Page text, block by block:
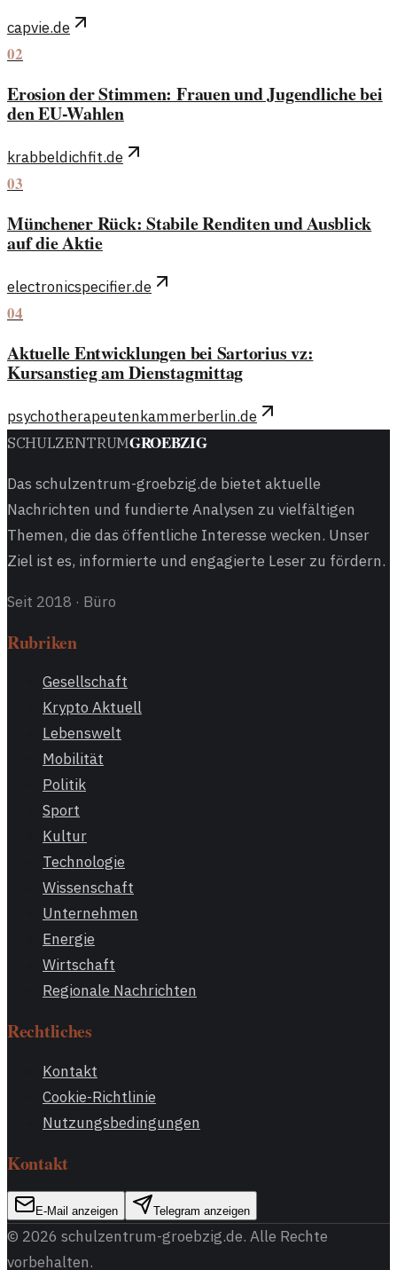
capvie.de
02
Erosion der Stimmen: Frauen und Jugendliche bei
den EU-Wahlen
krabbeldichfit.de
03
Münchener Rück: Stabile Renditen und Ausblick
auf die Aktie
electronicspecifier.de
04
Aktuelle Entwicklungen bei Sartorius vz:
Kursanstieg am Dienstagmittag
psychotherapeutenkammerberlin.de
SCHULZENTRUMGROEBZIG
Das schulzentrum-groebzig.de bietet aktuelle
Nachrichten und fundierte Analysen zu vielfältigen
Themen, die das öffentliche Interesse wecken. Unser
Ziel ist es, informierte und engagierte Leser zu fördern.
Seit 2018 · Büro
Rubriken
Gesellschaft
Krypto Aktuell
Lebenswelt
Mobilität
Politik
Sport
Kultur
Technologie
Wissenschaft
Unternehmen
Energie
Wirtschaft
Regionale Nachrichten
Rechtliches
Kontakt
Cookie-Richtlinie
Nutzungsbedingungen
Kontakt
E-Mail anzeigen Telegram anzeigen
© 2026 schulzentrum-groebzig.de. Alle Rechte
vorbehalten.